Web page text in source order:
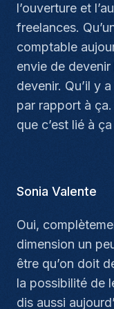
l’ouverture et
freelances.
comptable
envie de
devenir. Qu’il y
par rapport à
que c’est lié à
Sonia Valente
Oui,
dimension un
être qu’on doit
la possibilité de
dis aussi